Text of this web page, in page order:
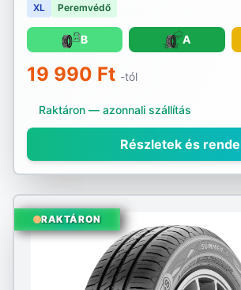
Semperit
Sumitomo
Sunny
Taurus
Tourador
Toyo
XL Peremvédő
B A
19 990 Ft -tól
Raktáron — azonnali szállítás
Részletek és
RAKTÁRON